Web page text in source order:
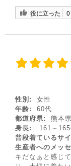
役に立った 0
性別:
女性
年齢:
60代
都道府県:
熊本県
身長:
161～
普段着ているサ
生産者へのメッ
キだなぁと感じ